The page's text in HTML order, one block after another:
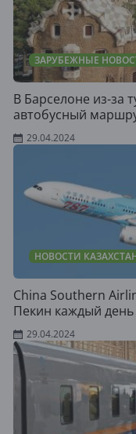
ЗАРУБЕЖНЫЕ
В Барселоне из-за
автобусный
29.04.2024
НОВОСТИ
China Southern
Пекин каждый день
29.04.2024